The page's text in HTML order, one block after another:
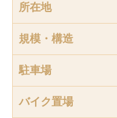
所在地
規模・構造
駐車場
バイク置場